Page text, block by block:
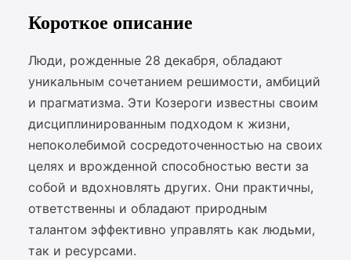
Короткое описание
Люди, рожденные 28 декабря, обладают
уникальным сочетанием решимости, амбиций
и прагматизма. Эти Козероги известны своим
дисциплинированным подходом к жизни,
непоколебимой сосредоточенностью на своих
целях и врожденной способностью вести за
собой и вдохновлять других. Они практичны,
ответственны и обладают природным
талантом эффективно управлять как людьми,
так и ресурсами.